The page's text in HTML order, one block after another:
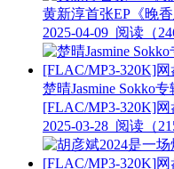
黄新淳首张EP《晚
2025-04-09 阅读（
楚晴Jasmine Sokko
[FLAC/MP3-320K]网
2025-03-28 阅读（